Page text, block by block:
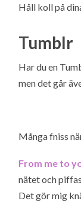
Håll koll på
Tumblr
Har du en
men det går
Många fniss
From me to
nätet och
Det gör mig